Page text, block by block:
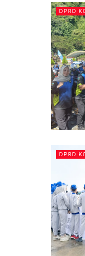
DPRD
DPRD